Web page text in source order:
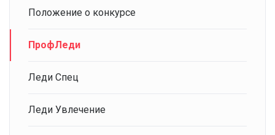
Положение о конкурсе
ПрофЛеди
Леди Спец
Леди Увлечение